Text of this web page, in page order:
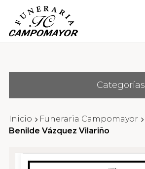
Categorías
Inicio
Funeraria Campomayor
Benilde Vázquez Vilariño